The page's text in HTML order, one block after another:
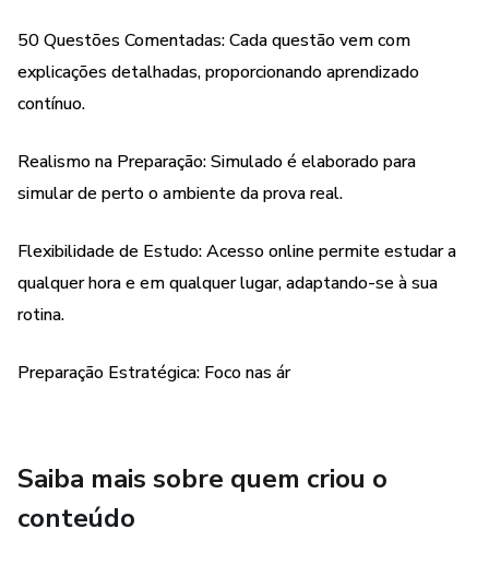
50 Questões Comentadas: Cada questão vem com
explicações detalhadas, proporcionando aprendizado
contínuo.
Realismo na Preparação: Simulado é elaborado para
simular de perto o ambiente da prova real.
Flexibilidade de Estudo: Acesso online permite estudar a
qualquer hora e em qualquer lugar, adaptando-se à sua
rotina.
Preparação Estratégica: Foco nas ár
Saiba mais sobre quem criou o
conteúdo